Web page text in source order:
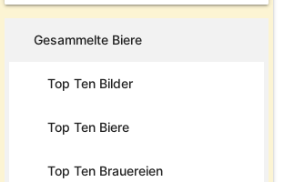
Gesammelte Biere
Top Ten Bilder
Top Ten Biere
Top Ten Brauereien